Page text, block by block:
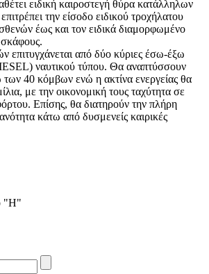
ειδική καιροστεγή θύρα κατάλληλων
την είσοδο ειδικού τροχήλατου
έως και τον ειδικά διαμορφωμένο
από δύο κύριες έσω-έξω
ναυτικού τύπου. Θα αναπτύσσουν
των 40 κόμβων ενώ η ακτίνα ενεργείας θα
με την οικονομική τους ταχύτητα σε
Επίσης, θα διατηρούν την πλήρη
κάτω από δυσμενείς καιρικές
"Η"